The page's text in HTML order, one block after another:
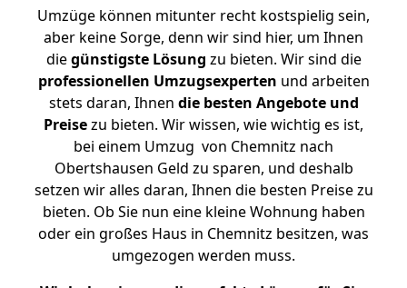
Umzüge können mitunter recht kostspielig sein,
aber keine Sorge, denn wir sind hier, um Ihnen
diegünstigste Lösung zu bieten. Wir sind die
professionellen Umzugsexperten und arbeiten
stets daran, Ihnen die besten Angebote und
Preisezu bieten. Wir wissen, wie wichtig es ist,
bei einem Umzug von Chemnitz nach
Obertshausen Geld zu sparen, und deshalb
setzen wir alles daran, Ihnen die besten Preise zu
bieten. Ob Sie nun eine kleine Wohnung haben
oder ein großes Haus in Chemnitz besitzen, was
umgezogen werden muss.